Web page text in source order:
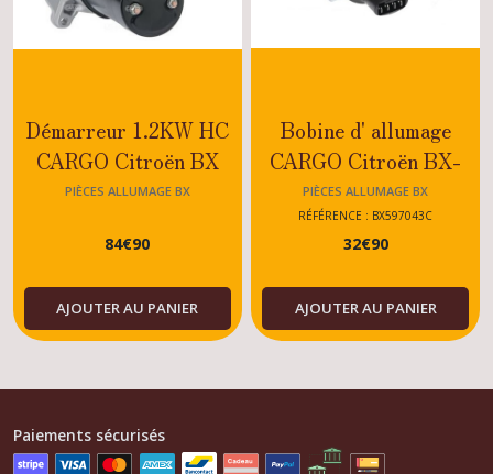
Démarreur 1.2KW HC
CARGO Citroën BX
Moteur TU 1.4
PIÈCES ALLUMAGE BX
84€90
AJOUTER AU PANIER
Bobine d' allumage
CARGO Citroën BX-
GTI-1.1-1.4-1.6-1.9
PIÈCES ALLUMAGE BX
RÉFÉRENCE : BX597043C
32€90
AJOUTER AU PANIER
Paiements sécurisés